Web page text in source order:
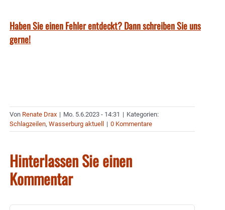
Haben Sie einen Fehler entdeckt? Dann schreiben Sie uns
gerne!
Von Renate Drax | Mo. 5.6.2023 - 14:31 | Kategorien:
Schlagzeilen, Wasserburg aktuell | 0 Kommentare
Hinterlassen Sie einen
Kommentar